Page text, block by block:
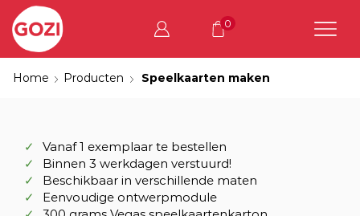
0
Home Producten Speelkaarten maken
Vanaf 1 exemplaar te bestellen
Binnen 3 werkdagen verstuurd!
Beschikbaar in verschillende maten
Eenvoudige ontwerpmodule